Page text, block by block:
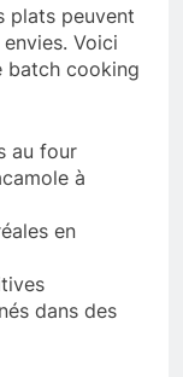
plats peuvent
Voici
batch cooking
au four
à
en
dans des